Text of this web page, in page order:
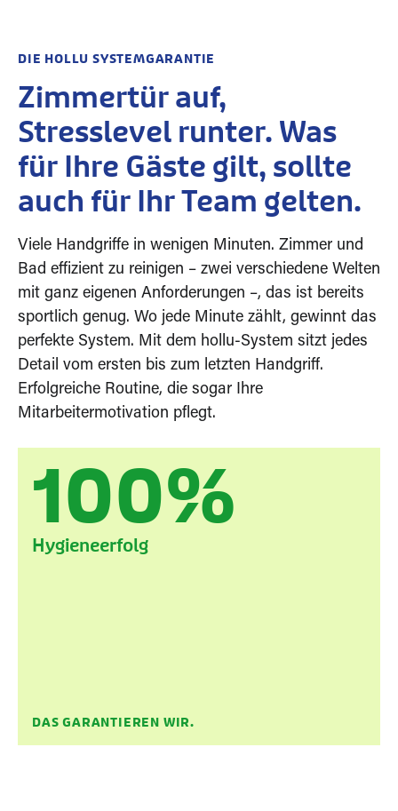
DIE HOLLU SYSTEMGARANTIE
Zimmertür auf,
Stresslevel runter. Was
für Ihre Gäste gilt, sollte
auch für Ihr Team gelten.
Viele Handgriffe in wenigen Minuten. Zimmer und
Bad effizient zu reinigen – zwei verschiedene Welten
mit ganz eigenen Anforderungen –, das ist bereits
sportlich genug. Wo jede Minute zählt, gewinnt das
perfekte System. Mit dem hollu-System sitzt jedes
Detail vom ersten bis zum letzten Handgriff.
Erfolgreiche Routine, die sogar Ihre
Mitarbeitermotivation pflegt.
100%
Hygieneerfolg
DAS GARANTIEREN WIR.